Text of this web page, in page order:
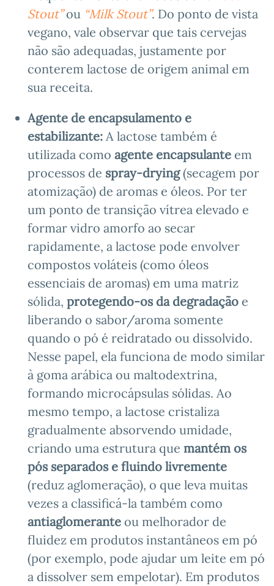
Stout”ou “Milk Stout”. Do ponto de vista
vegano, vale observar que tais cervejas
não são adequadas, justamente por
conterem lactose de origem animal em
sua receita.
Agente de encapsulamento e
estabilizante: A lactose também é
utilizada como agente encapsulante em
processos de spray-drying(secagem por
atomização) de aromas e óleos. Por ter
um ponto de transição vítrea elevado e
formar vidro amorfo ao secar
rapidamente, a lactose pode envolver
compostos voláteis (como óleos
essenciais de aromas) em uma matriz
sólida, protegendo-os da degradação e
liberando o sabor/aroma somente
quando o pó é reidratado ou dissolvido.
Nesse papel, ela funciona de modo similar
à goma arábica ou maltodextrina,
formando microcápsulas sólidas. Ao
mesmo tempo, a lactose cristaliza
gradualmente absorvendo umidade,
criando uma estrutura que mantém os
pós separados e fluindo livremente
(reduz aglomeração), o que leva muitas
vezes a classificá-la também como
antiaglomerante ou melhorador de
fluidez em produtos instantâneos em pó
(por exemplo, pode ajudar um leite em pó
a dissolver sem empelotar). Em produtos